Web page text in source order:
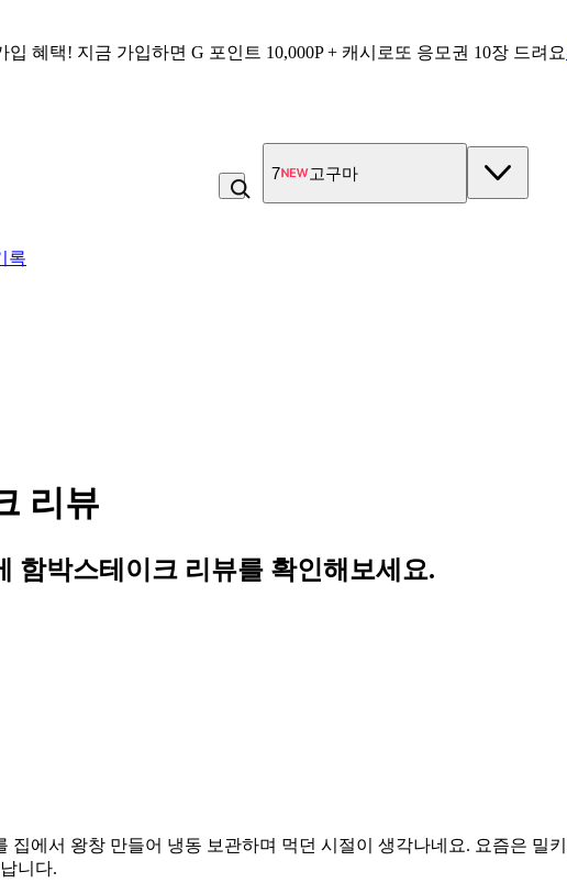
입 혜택! 지금 가입하면 G 포인트 10,000P + 캐시로또 응모권 10장 드려요
7 고구마
록
리뷰
함박스테이크 리뷰를 확인해보세요.
에서 왕창 만들어 냉동 보관하며 먹던 시절이 생각나네요. 요즘은 밀
니다.